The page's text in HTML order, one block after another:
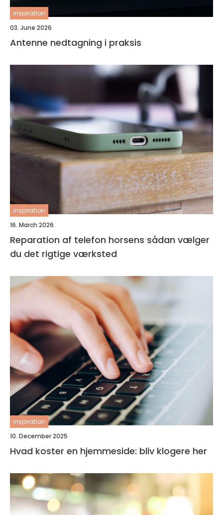
inspiration
03. June 2026
Antenne nedtagning i praksis
inspiration
16. March 2026
Reparation af telefon horsens sådan vælger
du det rigtige værksted
inspiration
10. December 2025
Hvad koster en hjemmeside: bliv klogere her